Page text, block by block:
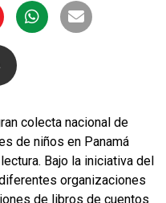
colecta nacional de
de niños en Panamá
Bajo la iniciativa del
organizaciones
de libros de cuentos